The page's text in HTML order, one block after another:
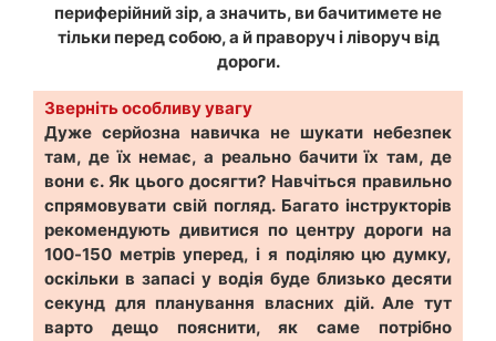
периферійний зір, а значить, ви бачитимете не
тільки перед собою, а й праворуч і ліворуч від
дороги.
Зверніть особливу увагу
Дуже серйозна навичка не шукати небезпек
там, де їх немає, а реально бачити їх там, де
вони є. Як цього досягти? Навчіться правильно
спрямовувати свій погляд. Багато інструкторів
рекомендують дивитися по центру дороги на
100-150 метрів уперед, і я поділяю цю думку,
оскільки в запасі у водія буде близько десяти
секунд для планування власних дій. Але тут
варто дещо пояснити, як саме потрібно